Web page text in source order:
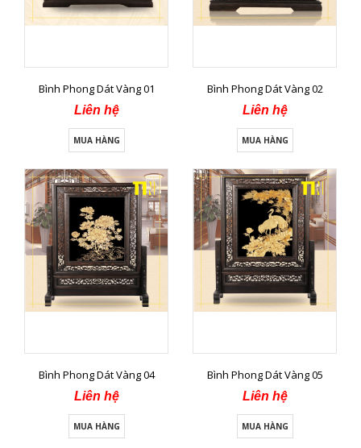
Bình Phong Dát Vàng 01
Liên hệ
MUA HÀNG
Bình Phong Dát Vàng 02
Liên hệ
MUA HÀNG
Bình Phong Dát Vàng 04
Liên hệ
MUA HÀNG
Bình Phong Dát Vàng 05
Liên hệ
MUA HÀNG